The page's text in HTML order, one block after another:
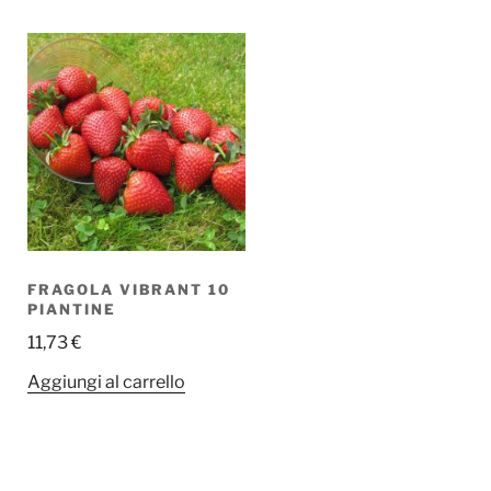
FRAGOLA VIBRANT 10
PIANTINE
11,73€
Aggiungi al carrello